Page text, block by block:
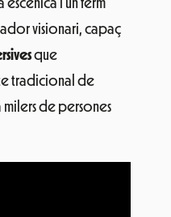
visionari, capaç
que
tradicional de
de persones